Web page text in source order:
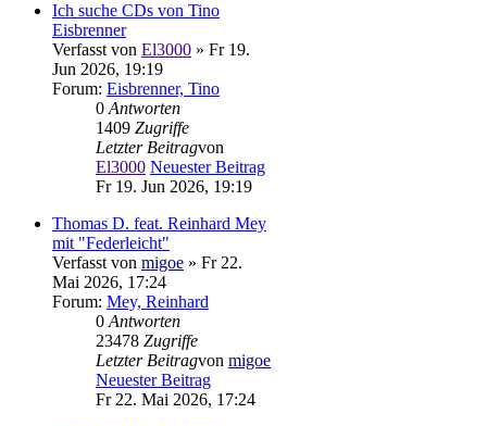
Ich suche CDs von Tino
Eisbrenner
Verfasst von El3000 » Fr 19.
Jun 2026, 19:19
Forum: Eisbrenner, Tino
0 Antworten
1409 Zugriffe
Letzter Beitragvon
El3000 Neuester Beitrag
Fr 19. Jun 2026, 19:19
Thomas D. feat. Reinhard Mey
mit "Federleicht"
Verfasst von migoe » Fr 22.
Mai 2026, 17:24
Forum: Mey, Reinhard
0 Antworten
23478 Zugriffe
Letzter Beitragvon migoe
Neuester Beitrag
Fr 22. Mai 2026, 17:24